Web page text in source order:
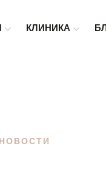
КЛИНИКА
НОВОСТИ